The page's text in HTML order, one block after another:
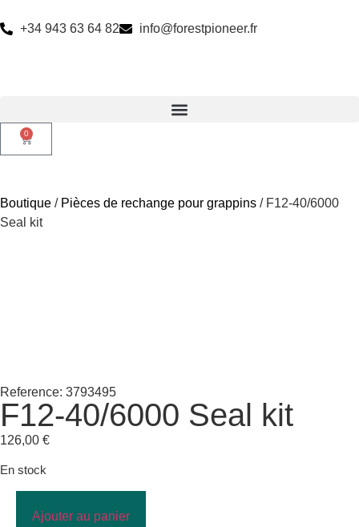
+34 943 63 64 82 info@forestpioneer.fr
0
Boutique / Pièces de rechange pour grappins / F12-40/6000
Seal kit
Reference: 3793495
F12-40/6000 Seal kit
126,00 €
En stock
Ajouter au panier